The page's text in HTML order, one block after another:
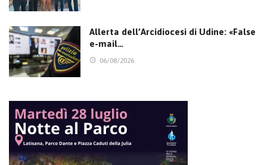
Allerta dell’Arcidiocesi di Udine: «False
e-mail…
06/08/2026